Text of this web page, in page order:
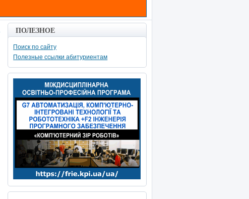
ПОЛЕЗНОЕ
Поиск по сайту
Полезные ссылки абитуриентам